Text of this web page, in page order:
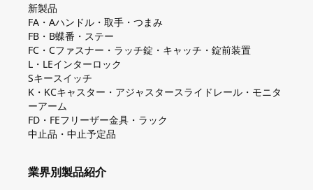
新製品
FA・Aハンドル・取手・つまみ
FB・B蝶番・ステー
FC・Cファスナー・ラッチ錠・キャッチ・錠前装置
L・LEインターロック
Sキースイッチ
K・KCキャスター・アジャスタースライドレール・モニタ
ーアーム
FD・FEフリーザー金具・ラック
中止品・中止予定品
業界別製品紹介